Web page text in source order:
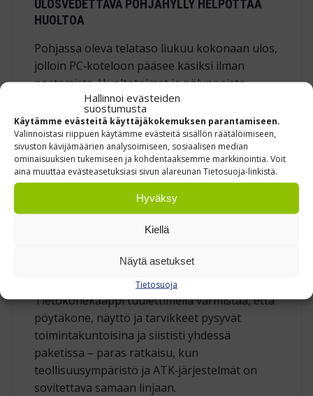
Hallinnoi evästeiden
suostumusta
Käytämme evästeitä käyttäjäkokemuksen parantamiseen.
Valinnoistasi riippuen käytämme evästeitä sisällön räätälöimiseen,
sivuston kävijämäärien analysoimiseen, sosiaalisen median
ominaisuuksien tukemiseen ja kohdentaaksemme markkinointia. Voit
aina muuttaa evästeasetuksiasi sivun alareunan Tietosuoja-linkistä.
Hyväksy
Kiellä
Näytä asetukset
Tietosuoja
ULOSVEDETTÄVÄ POHJAHYLLY HELPOTTAA
HUOLTOA
Pohjassa oleva telataso liukuu kokonaan ulos,
jolloin PC‑koteloon pääsee käsiksi ilman
nostamista. Huoltotoimet ja pölynpoisto
sujuvat nopeasti – vähemmän seisokkiaikaa.
TEKNISET MITAT
Ulkomitat (L × S × K): 600 × 330 × 1730 mm
Sisältö: 2 lukittavaa osastoa, kiinteä
näppäintaso, 1 kiinteä hylly, ulosvedettävä
Tietokonekaappi tuulettimella varmistaa, että
pöytäkone, näyttö ja tarvikkeet pysyvät
toimintakuntoisina ja siististi yhdessä
paketissa – paras ratkaisu, kun
teollisuusympäristö ja ATK‑järjestelmät on
sovitettava samaan linjaan.